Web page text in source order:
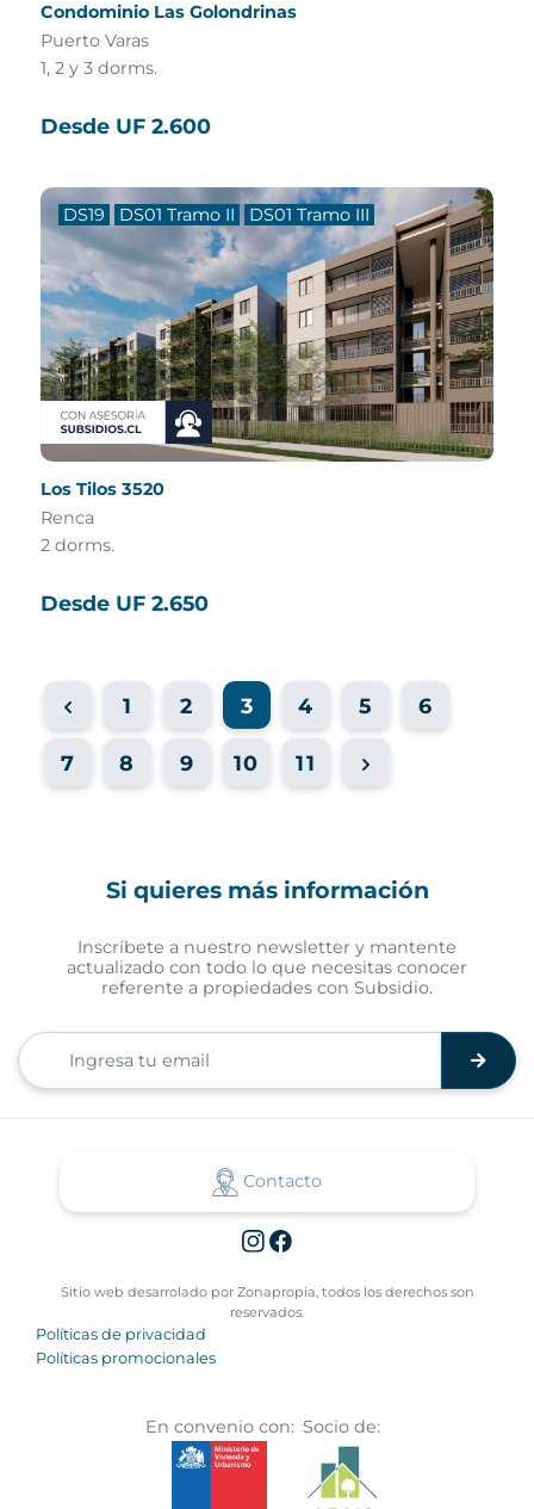
Condominio Las Golondrinas
Puerto Varas
1, 2 y 3 dorms.
Desde UF 2.600
DS19 DS01 Tramo II DS01 Tramo III
Los Tilos 3520
Renca
2 dorms.
Desde UF 2.650
1 2 3 4 5 6
7 8 9 10 11
Si quieres más información
Inscríbete a nuestro newsletter y mantente
actualizado con todo lo que necesitas conocer
referente a propiedades con Subsidio.
Contacto
Sitio web desarrolado por Zonapropia, todos los derechos son
reservados.
Políticas de privacidad
Políticas promocionales
En convenio con: Socio de: